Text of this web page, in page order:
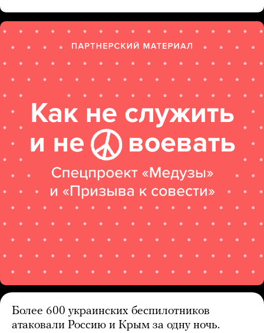
Более 600 украинских беспилотников
атаковали Россию и Крым за одну ночь.